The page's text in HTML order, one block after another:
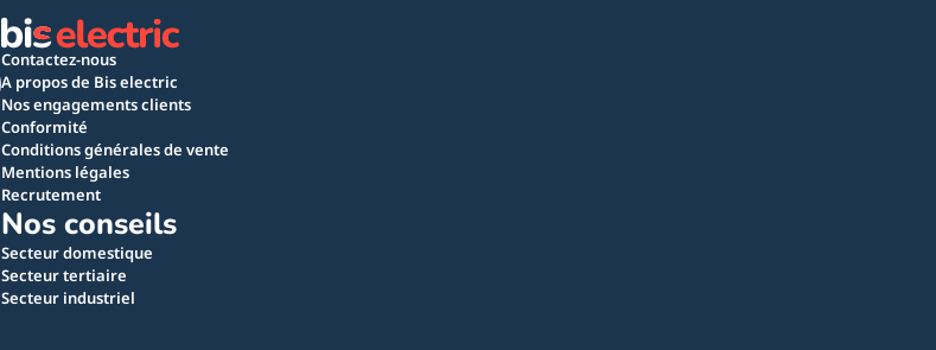
Contactez-nous
A propos de Bis electric
Nos engagements clients
Conformité
Conditions générales de vente
Mentions légales
Recrutement
Nos conseils
Secteur domestique
Secteur tertiaire
Secteur industriel